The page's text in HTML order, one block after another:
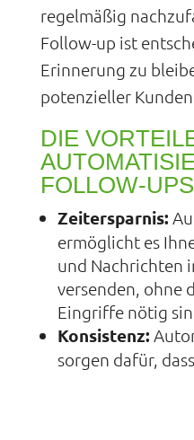
regelmäßig
Follow-up ist
Erinnerung zu
potenzieller
DIE
FOLLOW-UPS
Zeitersparnis:
ermöglicht es
und Nachrichten
versenden, ohne
Eingriffe nötig
Konsistenz:
sorgen dafür,